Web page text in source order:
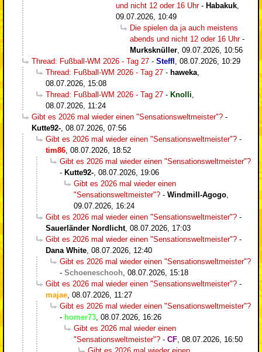
und nicht 12 oder 16 Uhr- Habakuk
09.07.2026, 10:49
Die spielen da ja auch meistens
abends und nicht 12 oder 16 Uhr-
Murksknüller 09.07.2026, 10:56
Thread: Fußball-WM 2026 - Tag 27 - Steffl
08.07.2026, 10:29
Thread: Fußball-WM 2026 - Tag 27 - haweka
08.07.2026, 15:08
Thread: Fußball-WM 2026 - Tag 27 - Knolli
08.07.2026, 11:24
Gibt es 2026 mal wieder einen "Sensationsweltmeister"? -
Kutte92- 08.07.2026, 07:56
Gibt es 2026 mal wieder einen "Sensationsweltmeister"? -
tim86 08.07.2026, 18:52
Gibt es 2026 mal wieder einen "Sensationsweltmeister"?
- Kutte92- 08.07.2026, 19:06
Gibt es 2026 mal wieder einen
"Sensationsweltmeister"? - Windmill-Agogo
09.07.2026, 16:24
Gibt es 2026 mal wieder einen "Sensationsweltmeister"? -
Sauerländer Nordlicht, 08.07.2026, 17:03
Gibt es 2026 mal wieder einen "Sensationsweltmeister"? -
Dana White 08.07.2026, 12:40
Gibt es 2026 mal wieder einen "Sensationsweltmeister"?
- Schoeneschooh 08.07.2026, 15:18
Gibt es 2026 mal wieder einen "Sensationsweltmeister"? -
majae 08.07.2026, 11:27
Gibt es 2026 mal wieder einen "Sensationsweltmeister"?
- homer73 08.07.2026, 16:26
Gibt es 2026 mal wieder einen
"Sensationsweltmeister"? - CF 08.07.2026, 16:50